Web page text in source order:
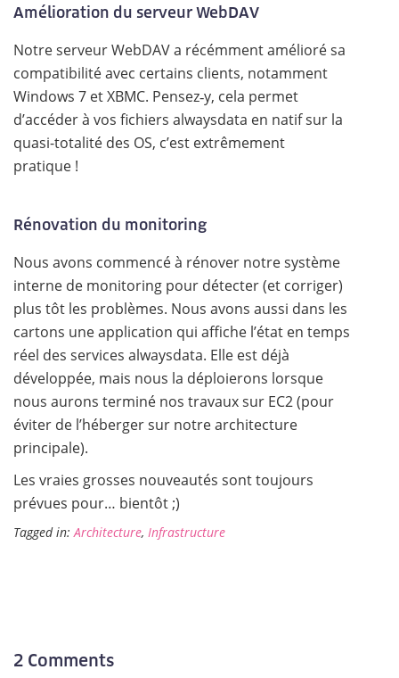
Amélioration du serveur WebDAV
Notre serveur WebDAV a récémment amélioré sa
compatibilité avec certains clients, notamment
Windows 7 et XBMC. Pensez‑y, cela permet
d’accéder à vos fichiers alwaysdata en natif sur la
quasi-totalité des OS, c’est extrêmement
pratique !
Rénovation du monitoring
Nous avons commencé à rénover notre système
interne de monitoring pour détecter (et corriger)
plus tôt les problèmes. Nous avons aussi dans les
cartons une application qui affiche l’état en temps
réel des services alwaysdata. Elle est déjà
développée, mais nous la déploierons lorsque
nous aurons terminé nos travaux sur EC2 (pour
éviter de l’héberger sur notre architecture
principale).
Les vraies grosses nouveautés sont toujours
prévues pour… bientôt ;)
Tagged in:Architecture, Infrastructure
2 Comments